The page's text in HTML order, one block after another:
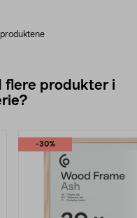
flere produkter i
-30%